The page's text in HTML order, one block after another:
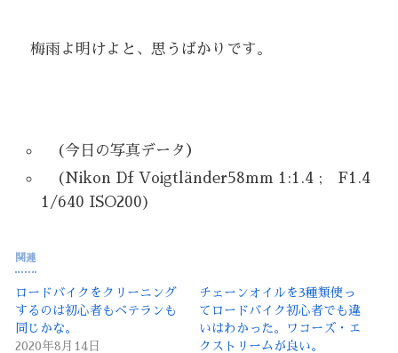
梅雨よ明けよと、思うばかりです。
(今日の写真データ）
(Nikon Df Voigtländer58mm 1:1.4 ; F1.4
1/640 ISO200)
関連
ロードバイクをクリーニング
するのは初心者もベテランも
同じかな。
2020年8月14日
チェーンオイルを3種類使っ
てロードバイク初心者でも違
いはわかった。ワコーズ・エ
クストリームが良い。